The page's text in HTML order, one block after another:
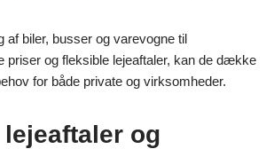
af biler, busser og varevogne til
priser og fleksible lejeaftaler, kan de dække
for både private og virksomheder.
og